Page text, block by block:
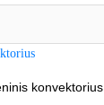
konvektorius